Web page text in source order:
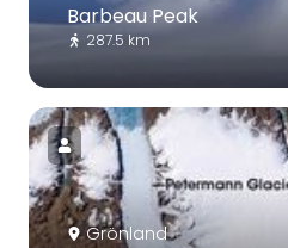
Barbeau Peak
287.5 km
Grönland